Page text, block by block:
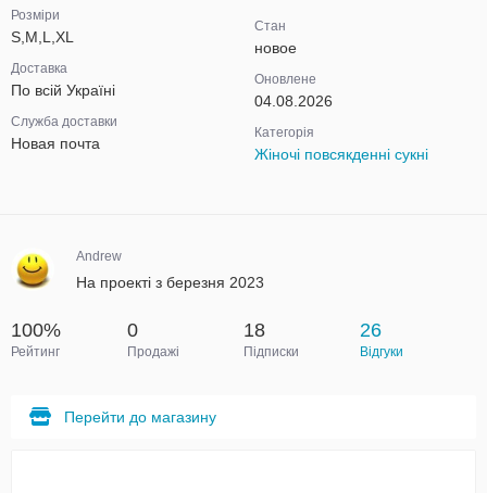
Розміри
S,M,L,XL
Доставка
По всій Україні
Служба доставки
Новая почта
Стан
новое
Оновлене
04.08.2026
Категорія
Жіночі повсякденні сукні
Andrew
На проекті з березня 2023
100%
Рейтинг
0
Продажі
18
Підписки
26
Відгуки
Перейти до магазину